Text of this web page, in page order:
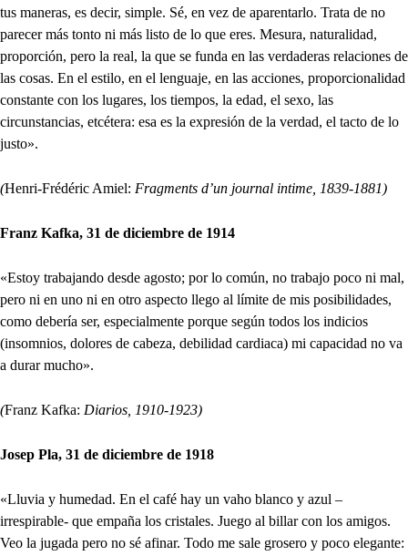
tus maneras, es decir, simple. Sé, en vez de aparentarlo. Trata de no
parecer más tonto ni más listo de lo que eres. Mesura, naturalidad,
proporción, pero la real, la que se funda en las verdaderas relaciones de
las cosas. En el estilo, en el lenguaje, en las acciones, proporcionalidad
constante con los lugares, los tiempos, la edad, el sexo, las
circunstancias, etcétera: esa es la expresión de la verdad, el tacto de lo
justo».
(Henri-Frédéric Amiel: Fragments d’un journal intime, 1839-1881)
Franz Kafka, 31 de diciembre de 1914
«Estoy trabajando desde agosto; por lo común, no trabajo poco ni mal,
pero ni en uno ni en otro aspecto llego al límite de mis posibilidades,
como debería ser, especialmente porque según todos los indicios
(insomnios, dolores de cabeza, debilidad cardiaca) mi capacidad no va
a durar mucho».
(Franz Kafka: Diarios, 1910-1923)
Josep Pla, 31 de diciembre de 1918
«Lluvia y humedad. En el café hay un vaho blanco y azul –
irrespirable- que empaña los cristales. Juego al billar con los amigos.
Veo la jugada pero no sé afinar. Todo me sale grosero y poco elegante: